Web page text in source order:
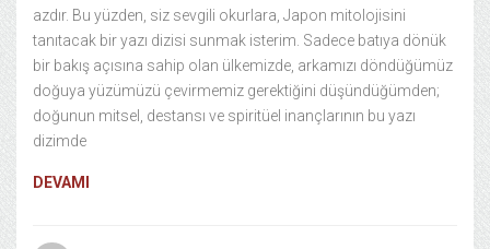
azdır. Bu yüzden, siz sevgili okurlara, Japon mitolojisini
tanıtacak bir yazı dizisi sunmak isterim. Sadece batıya dönük
bir bakış açısına sahip olan ülkemizde, arkamızı döndüğümüz
doğuya yüzümüzü çevirmemiz gerektiğini düşündüğümden;
doğunun mitsel, destansı ve spiritüel inançlarının bu yazı
dizimde
DEVAMI